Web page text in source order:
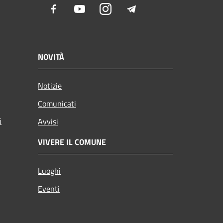
Facebook YoutubeInstagram
NOVITÀ
Notizie
Comunicati
Avvisi
VIVERE IL COMUNE
Luoghi
Eventi